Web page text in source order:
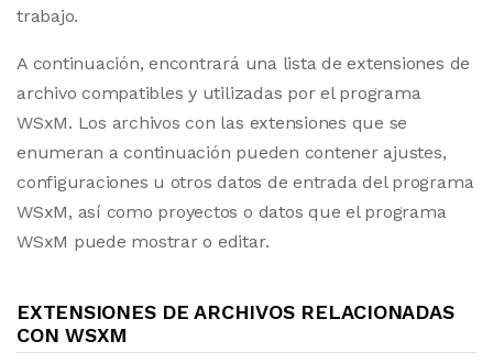
trabajo.
A continuación, encontrará una lista de extensiones de
archivo compatibles y utilizadas por el programa
WSxM. Los archivos con las extensiones que se
enumeran a continuación pueden contener ajustes,
configuraciones u otros datos de entrada del programa
WSxM, así como proyectos o datos que el programa
WSxM puede mostrar o editar.
EXTENSIONES DE ARCHIVOS RELACIONADAS
CON WSXM